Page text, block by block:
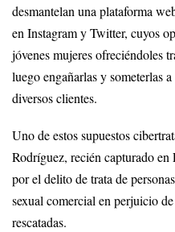
desmantelan una plataforma
en Instagram y Twitter, cuyos
jóvenes mujeres ofreciéndoles
luego engañarlas y someterlas
diversos clientes.
Uno de estos supuestos
Rodríguez, recién capturado
por el delito de trata de
sexual comercial en perjuicio
rescatadas.